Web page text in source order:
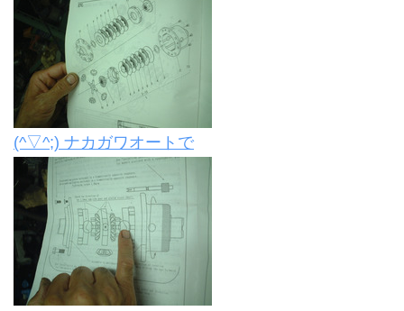
(^▽^;) ナカガワオートで